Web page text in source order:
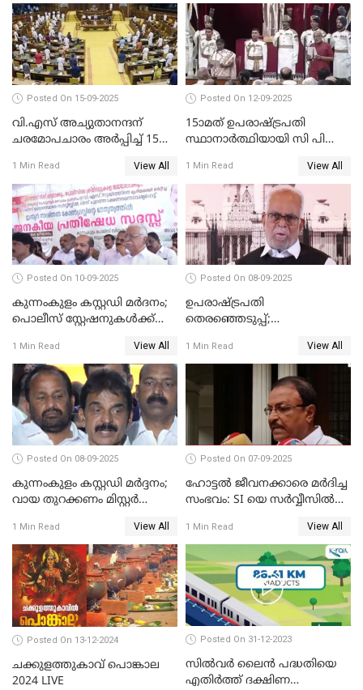
ഇല്ല'; വീണ ജോർജ് WATCH
VIDEO
Posted On 15-09-2025
വി.എസ് അച്യുതാനന്ദന്
ചരമോപചാരം അർപ്പിച്ച് 15-ാം
സമ്മേളനത്തിന് തുടക്കം
WATCH VIDEO
1 Min Read View All
Posted On 12-09-2025
15ാമത് ഉപരാഷ്ട്രപതി
സ്ഥാനാര്‍ത്ഥിയായി സി പി
സത്യപ്രതിജ്ഞ ചെയ്തു
WATCH VIDEO
1 Min Read View All
Posted On 10-09-2025
കുന്നംകുളം കസ്റ്റഡി മര്‍ദനം;
പൊലീസ് സ്റ്റേഷനുകൾക്ക്
സദസ്സ്
1 Min Read View All
Posted On 08-09-2025
ഉപരാഷ്ട്രപതി
തെരഞ്ഞെടുപ്പ്;
സന്ദേശവുമായി ജസ്റ്റിസ് ബി.
1 Min Read View All
Posted On 08-09-2025
കുന്നംകുളം കസ്റ്റഡി മര്‍ദ്ദനം;
വായ തുറക്കണം മിസ്റ്റര്‍
വേണുഗോപാൽ
1 Min Read View All
Posted On 07-09-2025
ഹോട്ടൽ ജീവനക്കാരെ മർദിച്ച
സംഭവം: SI യെ സർവ്വീസിൽ
പി ഔസേപ്പ്
1 Min Read View All
Posted On 13-12-2024
ചക്കുളത്തുകാവ് പൊങ്കാല
2024 LIVE
Posted On 31-12-2023
സില്‍വര്‍ ലൈന്‍ പദ്ധതിയെ
എതിര്‍ത്ത് ദക്ഷിണ